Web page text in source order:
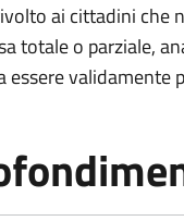
ai cittadini che
totale o parziale,
essere